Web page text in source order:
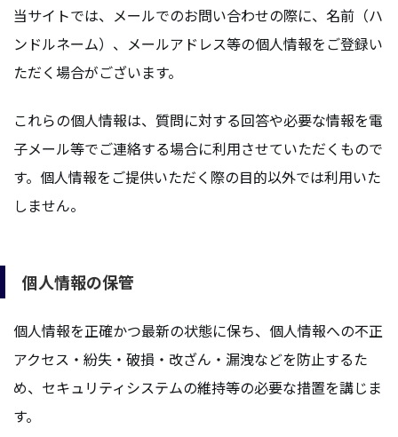
当サイトでは、メールでのお問い合わせの際に、名前（ハ
ンドルネーム）、メールアドレス等の個人情報をご登録い
ただく場合がございます。
これらの個人情報は、質問に対する回答や必要な情報を電
子メール等でご連絡する場合に利用させていただくもので
す。個人情報をご提供いただく際の目的以外では利用いた
しません。
個人情報の保管
個人情報を正確かつ最新の状態に保ち、個人情報への不正
アクセス・紛失・破損・改ざん・漏洩などを防止するた
め、セキュリティシステムの維持等の必要な措置を講じま
す。